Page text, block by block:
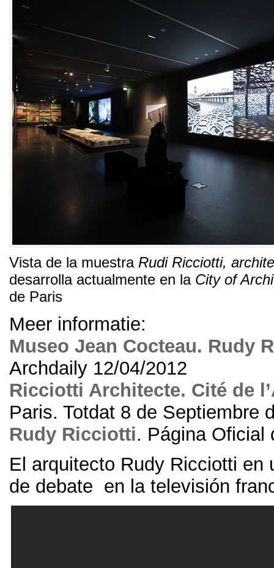
Vista de la muestra Rudi Ricciotti,
desarrolla actualmente en laCity of
de Paris
Meer informatie:
Museo Jean Cocteau. Rudy
Archdaily 12/04/2012
Ricciotti Architecte. Cité de
Paris. Totdat 8 de Septiembre
Rudy Ricciotti. Página Oficial
El arquitecto Rudy Ricciotti en
de debate en la televisión